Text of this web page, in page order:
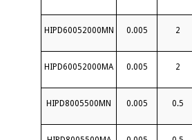
HIPD60052000MN 0.005 2
HIPD60052000MA 0.005 2
HIPD8005500MN 0.005 0.5